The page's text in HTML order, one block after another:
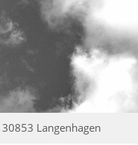
Langenhagen